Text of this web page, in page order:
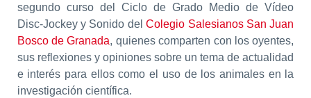
segundo curso del Ciclo de Grado Medio de Vídeo
Disc-Jockey y Sonido delColegio Salesianos San Juan
Bosco de Granada, quienes comparten con los oyentes,
sus reflexiones y opiniones sobre un tema de actualidad
e interés para ellos como el uso de los animales en la
investigación científica.